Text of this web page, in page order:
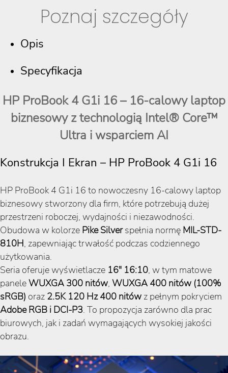
Poznaj szczegóły
Opis
Specyfikacja
HP ProBook 4 G1i 16 – 16-calowy laptop
biznesowy z technologią Intel® Core™
Ultra i wsparciem AI
Konstrukcja I Ekran – HP ProBook 4 G1i 16
HP ProBook 4 G1i 16 to nowoczesny 16-calowy laptop
biznesowy stworzony dla firm, które potrzebują dużej
przestrzeni roboczej, wydajności i niezawodności.
Obudowa w kolorze Pike Silverspełnia normę MIL-STD-
810H, zapewniając trwałość podczas codziennego
użytkowania.
Seria oferuje wyświetlacze 16″ 16:10, w tym matowe
paneleWUXGA 300 nitów, WUXGA 400 nitów (100%
sRGB) oraz 2.5K 120 Hz 400 nitów z pełnym pokryciem
Adobe RGB i DCI-P3. To propozycja zarówno dla prac
biurowych, jak i zadań wymagających wysokiej jakości
obrazu.